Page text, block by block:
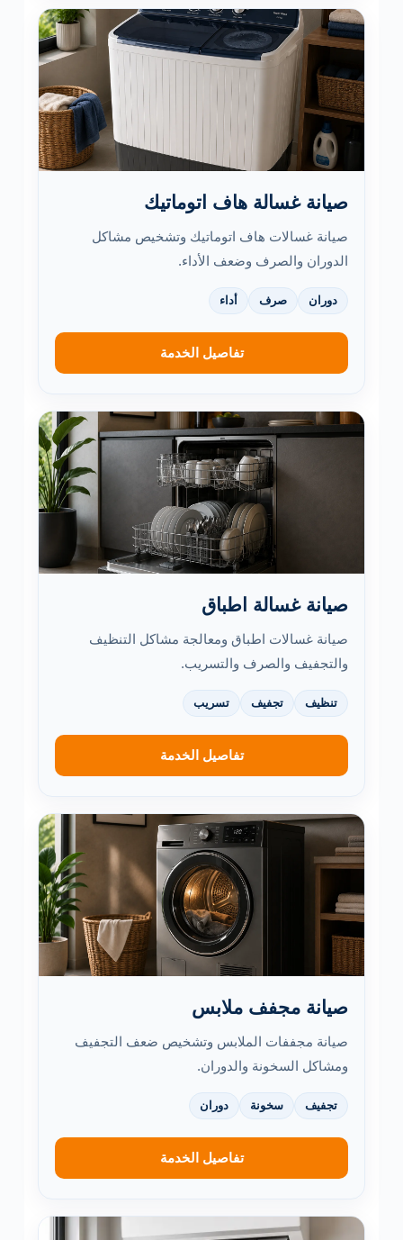
صيانة غسالة هاف اتوماتيك
صيانة غسالات هاف اتوماتيك وتشخيص مشاكل
الدوران والصرف وضعف الأداء.
دوران صرف أداء
تفاصيل الخدمة
صيانة غسالة اطباق
صيانة غسالات اطباق ومعالجة مشاكل التنظيف
والتجفيف والصرف والتسريب.
تنظيف تجفيف تسريب
تفاصيل الخدمة
صيانة مجفف ملابس
صيانة مجففات الملابس وتشخيص ضعف التجفيف
ومشاكل السخونة والدوران.
تجفيف سخونة دوران
تفاصيل الخدمة